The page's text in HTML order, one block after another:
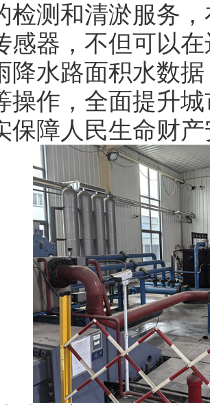
检测和清淤服务
感器，不但可以
降水路面积水数
操作，全面提升
保障人民生命财